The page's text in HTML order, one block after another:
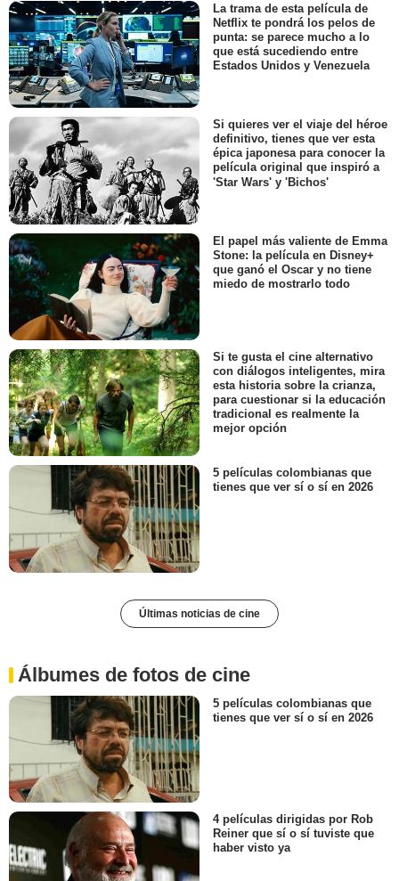
La trama de esta película de
Netflix te pondrá los pelos de
punta: se parece mucho a lo
que está sucediendo entre
Estados Unidos y Venezuela
Si quieres ver el viaje del héroe
definitivo, tienes que ver esta
épica japonesa para conocer la
película original que inspiró a
'Star Wars' y 'Bichos'
El papel más valiente de Emma
Stone: la película en Disney+
que ganó el Oscar y no tiene
miedo de mostrarlo todo
Si te gusta el cine alternativo
con diálogos inteligentes, mira
esta historia sobre la crianza,
para cuestionar si la educación
tradicional es realmente la
mejor opción
5 películas colombianas que
tienes que ver sí o sí en 2026
Últimas noticias de cine
Álbumes de fotos de cine
5 películas colombianas que
tienes que ver sí o sí en 2026
4 películas dirigidas por Rob
Reiner que sí o sí tuviste que
haber visto ya